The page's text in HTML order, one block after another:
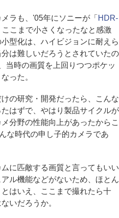
ラも、'05年にソニーが「 HDR-
ここまで小さくなったなと感激
型化は、ハイビジョンに耐えら
は難しいだろうとされていたの
当時の画質を上回りつつポケッ
った。
の研究・開発だったら、こんな
はずで、やはり製品サイクルが
分野の性能向上があったからこ
な時代の申し子的カメラであ
に匹敵する画質と言ってもいい
ル機能などがないため、ほとん
はいえ、ここまで撮れたら十
いだろうか。